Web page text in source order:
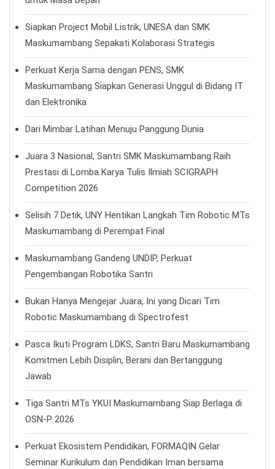
Siapkan Project Mobil Listrik, UNESA dan SMK
Maskumambang Sepakati Kolaborasi Strategis
Perkuat Kerja Sama dengan PENS, SMK
Maskumambang Siapkan Generasi Unggul di Bidang IT
dan Elektronika
Dari Mimbar Latihan Menuju Panggung Dunia
Juara 3 Nasional, Santri SMK Maskumambang Raih
Prestasi di Lomba Karya Tulis Ilmiah SCIGRAPH
Competition 2026
Selisih 7 Detik, UNY Hentikan Langkah Tim Robotic MTs
Maskumambang di Perempat Final
Maskumambang Gandeng UNDIP, Perkuat
Pengembangan Robotika Santri
Bukan Hanya Mengejar Juara, Ini yang Dicari Tim
Robotic Maskumambang di Spectrofest
Pasca Ikuti Program LDKS, Santri Baru Maskumambang
Komitmen Lebih Disiplin, Berani dan Bertanggung
Jawab
Tiga Santri MTs YKUI Maskumambang Siap Berlaga di
OSN-P 2026
Perkuat Ekosistem Pendidikan, FORMAQIN Gelar
Seminar Kurikulum dan Pendidikan Iman bersama